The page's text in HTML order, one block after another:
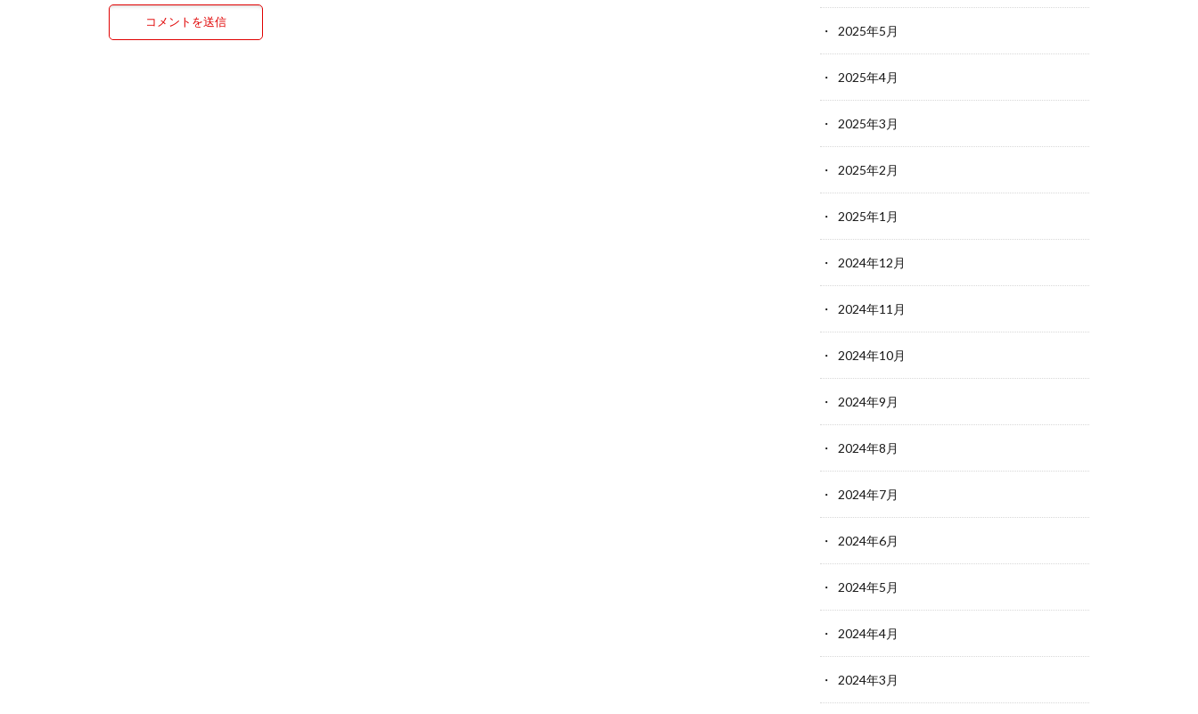
2025年5月
2025年4月
2025年3月
2025年2月
2025年1月
2024年12月
2024年11月
2024年10月
2024年9月
2024年8月
2024年7月
2024年6月
2024年5月
2024年4月
2024年3月